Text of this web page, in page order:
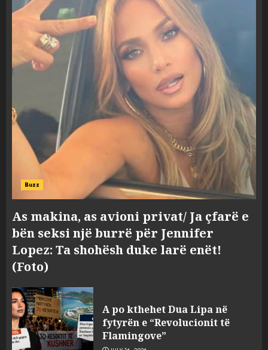
Buzz
As makina, as avioni privat/ Ja çfarë e
bën seksi një burrë për Jennifer
Lopez: Ta shohësh duke larë enët!
(Foto)
A po kthehet Dua Lipa në
fytyrën e “Revolucionit të
Flamingove”
janë tre shqiptarët që humbën
jetën në aksident
AUGUST 8, 2026